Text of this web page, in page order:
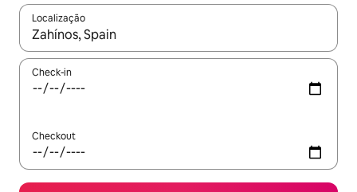
Localização
Quando os resultados estiverem disponíveis, explore-os
Check-in
Checkout